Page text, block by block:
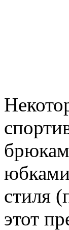
юбками
стиля
этот